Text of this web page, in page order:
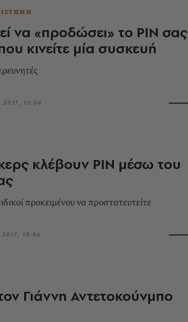
να «προδώσει» το PIN σας
κινείτε μία συσκευή
15:54
κλέβουν PIN μέσω του
προκειμένου να προστατευτείτε
10:06
Γιάννη Αντετοκούνμπο